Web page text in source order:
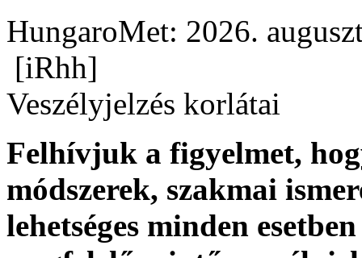
HungaroMet: 2026.
[iRhh]
Veszélyjelzés korlátai
Felhívjuk a figyelmet,
módszerek, szakmai
lehetséges minden